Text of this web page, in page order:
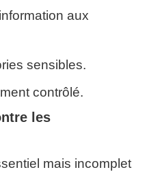
aux
sensibles.
contrôlé.
les
mais incomplet